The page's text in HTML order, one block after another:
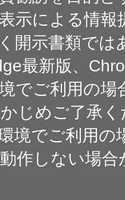
示による情
開示書類では
最新版、
でご利用の
じめご了承
境でご利用の
作しない場